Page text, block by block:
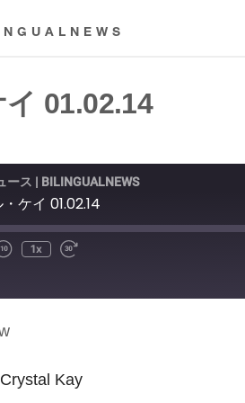
01.02.14
ース | BILINGUALNEWS
ケイ 01.02.14
1x
Kay